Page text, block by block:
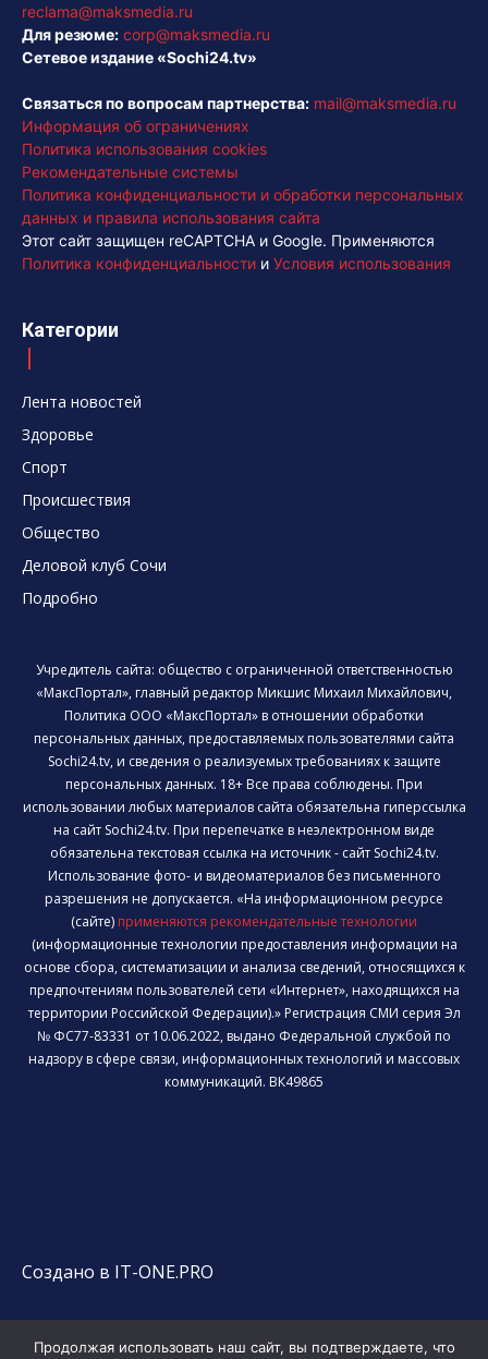
reclama@maksmedia.ru
Для резюме: corp@maksmedia.ru
Сетевое издание «Sochi24.tv»
Связаться по вопросам партнерства: mail@maksmedia.ru
Информация об ограничениях
Политика использования cookies
Рекомендательные системы
Политика конфиденциальности и обработки персональных
данных и правила использования сайта
Этот сайт защищен reCAPTCHA и Google. Применяются
Политика конфиденциальности и Условия использования
Категории
Лента новостей
Здоровье
Спорт
Происшествия
Общество
Деловой клуб Сочи
Подробно
Учредитель сайта: общество с ограниченной ответственностью
«МаксПортал», главный редактор Микшис Михаил Михайлович,
Политика ООО «МаксПортал» в отношении обработки
персональных данных, предоставляемых пользователями сайта
Sochi24.tv, и сведения о реализуемых требованиях к защите
персональных данных. 18+ Все права соблюдены. При
использовании любых материалов сайта обязательна гиперссылка
на сайт Sochi24.tv. При перепечатке в неэлектронном виде
обязательна текстовая ссылка на источник - сайт Sochi24.tv.
Использование фото- и видеоматериалов без письменного
разрешения не допускается. «На информационном ресурсе
(сайте) применяются рекомендательные технологии
(информационные технологии предоставления информации на
основе сбора, систематизации и анализа сведений, относящихся к
предпочтениям пользователей сети «Интернет», находящихся на
территории Российской Федерации).» Регистрация СМИ серия Эл
№ ФС77-83331 от 10.06.2022, выдано Федеральной службой по
надзору в сфере связи, информационных технологий и массовых
коммуникаций. ВК49865
Создано в IT-ONE.PRO
Продолжая использовать наш сайт, вы подтверждаете, что